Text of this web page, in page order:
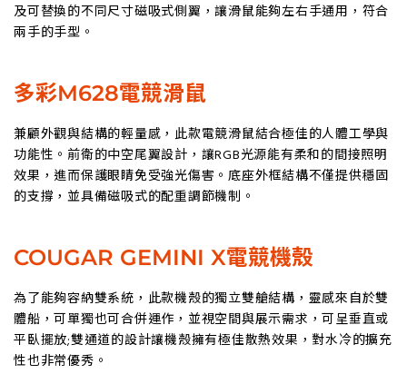
及可替換的不同尺寸磁吸式側翼，讓滑鼠能夠左右手通用，符合
兩手的手型。
多彩M628電競滑鼠
兼顧外觀與結構的輕量感，此款電競滑鼠結合極佳的人體工學與
功能性。前衛的中空尾翼設計，讓RGB光源能有柔和的間接照明
效果，進而保護眼睛免受強光傷害。底座外框結構不僅提供穩固
的支撐，並具備磁吸式的配重調節機制。
COUGAR GEMINI X電競機殼
為了能夠容納雙系統，此款機殼的獨立雙艙結構，靈感來自於雙
體船，可單獨也可合併運作，並視空間與展示需求，可呈垂直或
平臥擺放;雙通道的設計讓機殼擁有極佳散熱效果，對水冷的擴充
性也非常優秀。